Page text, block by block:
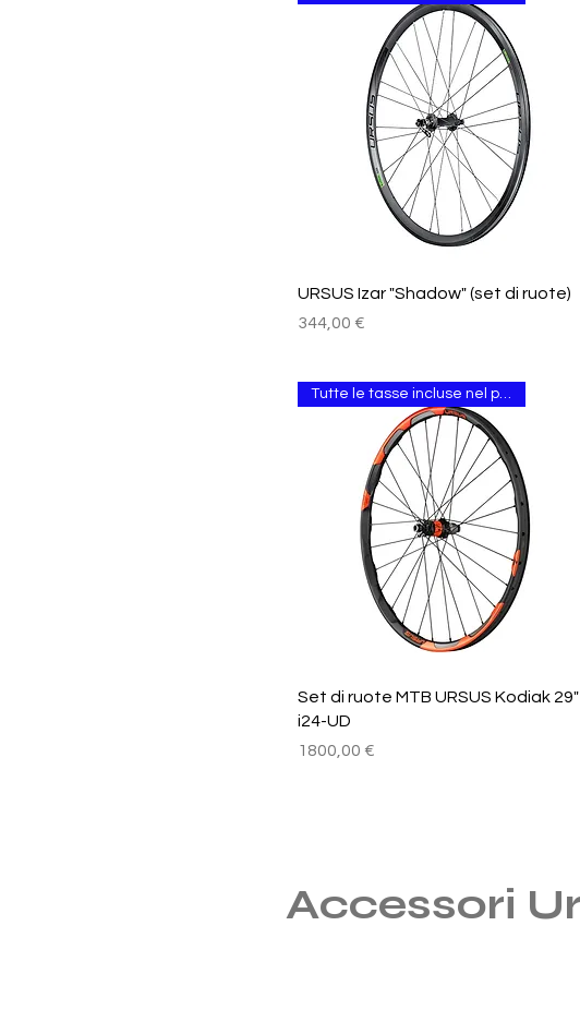
Vista rapida
URSUS Izar "Shadow" (set di ruote)
Prezzo
344,00 €
Vista rapida
Tutte le tasse incluse nel prezzo.
Set di ruote MTB URSUS Kodiak 29"
i24-UD
Prezzo
1800,00 €
Accessori